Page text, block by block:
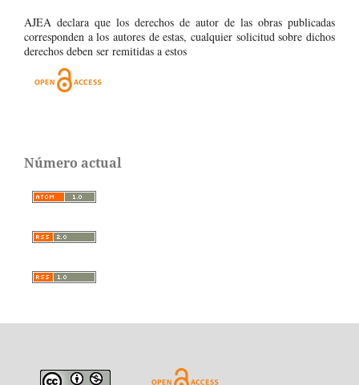
AJEA declara que los derechos de autor de las obras publicadas
corresponden a los autores de estas, cualquier solicitud sobre dichos
derechos deben ser remitidas a estos
Número actual